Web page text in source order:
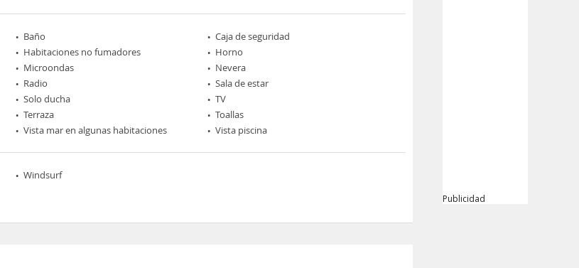
Baño
Caja de seguridad
Habitaciones no fumadores
Horno
Microondas
Nevera
Radio
Sala de estar
Solo ducha
TV
Terraza
Toallas
Vista mar en algunas habitaciones Vista piscina
Windsurf
Publicidad